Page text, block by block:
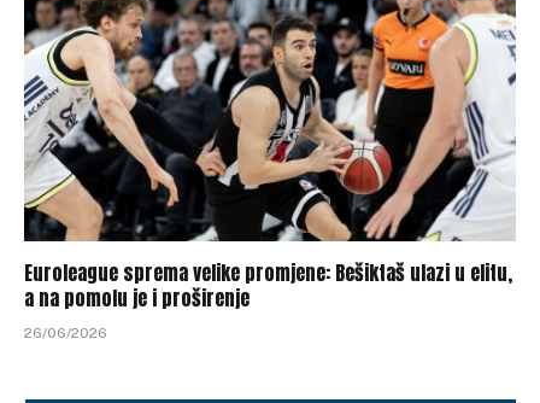
Euroleague sprema velike promjene: Bešiktaš ulazi u elitu,
a na pomolu je i proširenje
26/06/2026